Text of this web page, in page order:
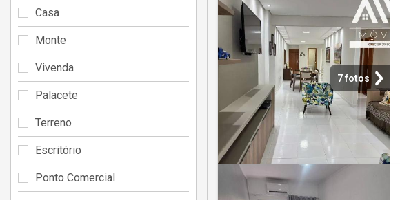
7 fotos
Casa
Monte
Vivenda
Palacete
Terreno
Escritório
Ponto Comercial